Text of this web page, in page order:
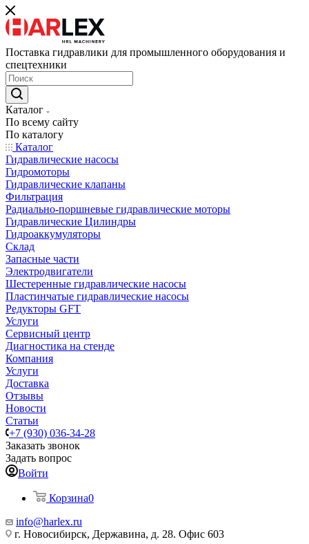
Поставка гидравлики для промышленного оборудования и
спецтехники
Каталог
По всему сайту
По каталогу
Каталог
Гидравлические насосы
Гидромоторы
Гидравлические клапаны
Фильтрация
Радиально-поршневые гидравлические моторы
Гидравлические Цилиндры
Гидроаккумуляторы
Склад
Запасные части
Электродвигатели
Шестеренные гидравлические насосы
Пластинчатые гидравлические насосы
Редукторы GFT
Услуги
Сервисный центр
Диагностика на стенде
Компания
Услуги
Доставка
Отзывы
Новости
Статьи
+7 (930) 036-34-28
Заказать звонок
Задать вопрос
Войти
Корзина0
info@harlex.ru
г. Новосибирск, Державина, д. 28. Офис 603